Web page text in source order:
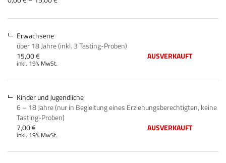
Produkte
bis
Erwachsene
über 18 Jahre (inkl. 3 Tasting-Proben)
15,00 €
inkl. 19% MwSt.
AUSVERKAUFT
Kinder und Jugendliche
6 – 18 Jahre (nur in Begleitung eines Erziehungsberechtigten, keine
Tasting-Proben)
7,00 €
inkl. 19% MwSt.
AUSVERKAUFT